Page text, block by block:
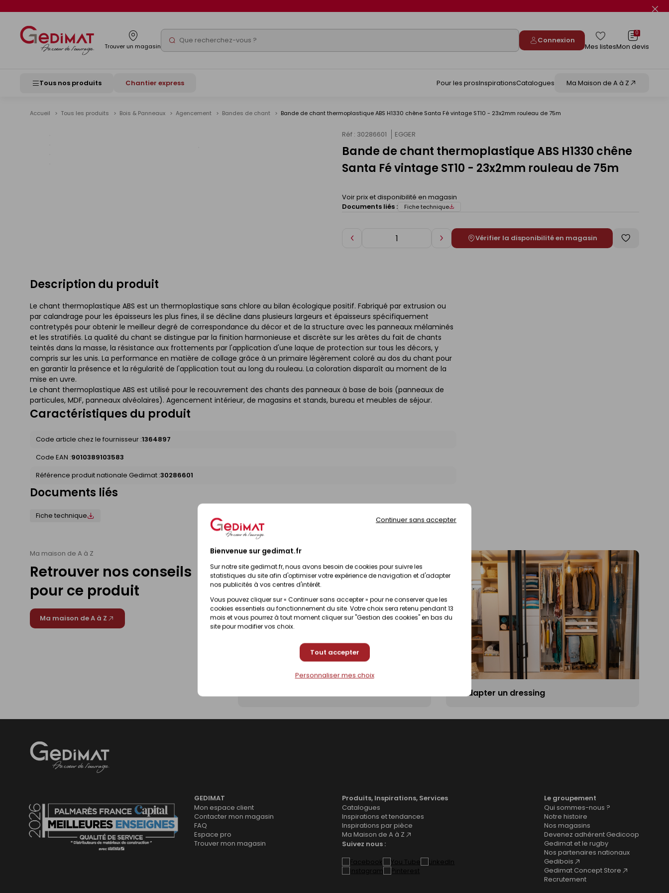
Bienvenue sur gedimat.fr
Sur notre site gedimat.fr, nous avons besoin de cookies pour suivre les
statistiques du site afin d'optimiser votre expérience de navigation et d'adapter
nos publicités à vos centres d'intérêt.
Vous pouvez cliquer sur « Continuer sans accepter » pour ne conserver que les
cookies essentiels au fonctionnement du site. Votre choix sera retenu pendant 13
mois et vous pourrez à tout moment cliquer sur "Gestion des cookies" en bas du
site pour modifier vos choix.
Tout accepter
Continuer sans accepter
Personnaliser mes choix
Trouver un magasin Rechercher Connexion
Mes listes
0
Mon devis
Tous nos produits Chantier express Pour les prosInspirationsCatalogues Ma Maison de A à Z
Accueil Tous les produits Bois & Panneaux Agencement Bandes de chant Bande de chant thermoplastique ABS H1330 chêne Santa Fé vintage ST10 - 23x2mm rouleau de 75m
Réf : 30286601 EGGER
Bande de chant thermoplastique ABS H1330 chêne
Santa Fé vintage ST10 - 23x2mm rouleau de 75m
Voir prix et disponibilité en magasin
Documents liés :
Fiche technique
Diminuer AugmenterVérifier la disponibilité en magasin
Enregistrer
Description du produit
Le chant thermoplastique ABS est un thermoplastique sans chlore au bilan écologique positif. Fabriqué par extrusion ou
par calandrage pour les épaisseurs les plus fines, il se décline dans plusieurs largeurs et épaisseurs spécifiquement
contretypés pour obtenir le meilleur degré de correspondance du décor et de la structure avec les panneaux mélaminés
et les stratifiés. La qualité du chant se distingue par la finition harmonieuse et discrète sur les arêtes du fait de chants
teintés dans la masse, la résistance aux frottements par l'application d'une laque de protection sur tous les décors, y
compris sur les unis. La performance en matière de collage grâce à un primaire légèrement coloré au dos du chant pour
en garantir la présence et la régularité de l'application tout au long du rouleau. La coloration disparaît au moment de la
mise en uvre.
Le chant thermoplastique ABS est utilisé pour le recouvrement des chants des panneaux à base de bois (panneaux de
particules, MDF, panneaux alvéolaires). Agencement intérieur, de magasins et stands, bureau et meubles de séjour.
Caractéristiques du produit
Code article chez le fournisseur :1364897
Code EAN :9010389103583
Référence produit nationale Gedimat :30286601
Documents liés
Fiche technique
Ma maison de A à Z
Retrouver nos conseils
pour ce produit
Ma maison de A à Z
Réadapter un dressing
GEDIMAT
Mon espace client
Contacter mon magasin
FAQ
Espace pro
Trouver mon magasin
Produits, Inspirations, Services
Catalogues
Inspirations et tendances
Inspirations par pièce
Ma Maison de A à Z
Suivez nous :
Le groupement
Qui sommes-nous ?
Notre histoire
Nos magasins
Devenez adhérent Gedicoop
Gedimat et le rugby
Nos partenaires nationaux
Gedibois
Gedimat Concept Store
Recrutement